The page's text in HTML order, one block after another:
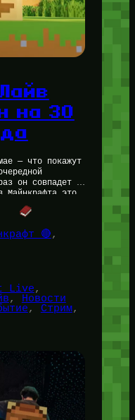
на 30
— что покажут
он совпадет с
Майнкрафта это
🔴
Live
, Новости
, Стрим